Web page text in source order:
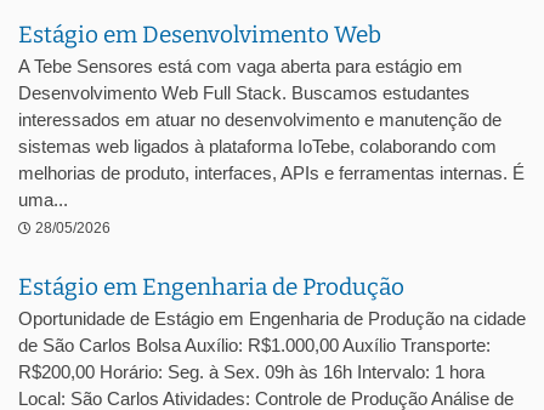
Estágio em Desenvolvimento Web
A Tebe Sensores está com vaga aberta para estágio em
Desenvolvimento Web Full Stack. Buscamos estudantes
interessados em atuar no desenvolvimento e manutenção de
sistemas web ligados à plataforma IoTebe, colaborando com
melhorias de produto, interfaces, APIs e ferramentas internas. É
uma...
28/05/2026
Estágio em Engenharia de Produção
Oportunidade de Estágio em Engenharia de Produção na cidade
de São Carlos Bolsa Auxílio: R$1.000,00 Auxílio Transporte:
R$200,00 Horário: Seg. à Sex. 09h às 16h Intervalo: 1 hora
Local: São Carlos Atividades: Controle de Produção Análise de